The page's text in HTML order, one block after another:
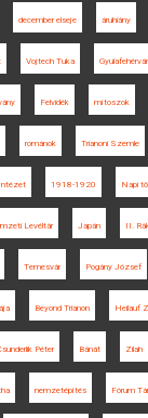
december elseje áruhiány
Vojtech Tuka Gyulafehérvár
Felvidék mítoszok
románok Trianoni Szemle
1918-1920 Napi
Levéltár Japán II.
Temesvár Pogány József
Beyond Trianon Heilauf
Péter Bánát Zilah
nemzetépítés Fórum